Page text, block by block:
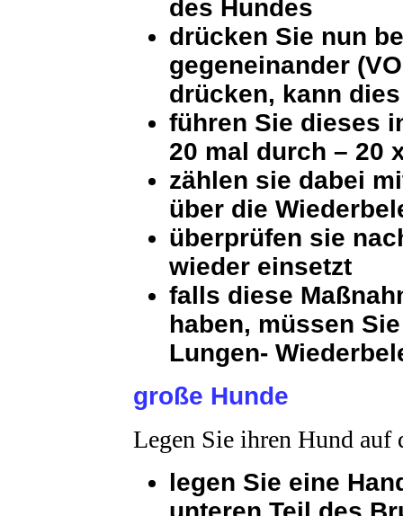
des Hundes
drücken Sie nun
gegeneinander
drücken, kann
führen Sie dieses
20 mal durch – 20
zählen sie dabei
über die
überprüfen sie
wieder einsetzt
falls diese
haben, müssen
Lungen-
große Hunde
Legen Sie ihren Hund
legen Sie eine